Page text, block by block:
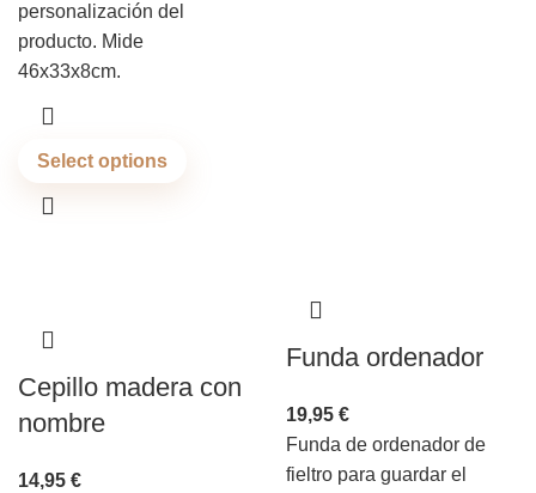
personalización del
producto. Mide
46x33x8cm.
Select options
Cepillo madera con
nombre
14,95 €
Funda ordenador
19,95 €
Funda de ordenador de
fieltro para guardar el